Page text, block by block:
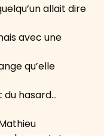
allait dire
avec une
qu’elle
du hasard…